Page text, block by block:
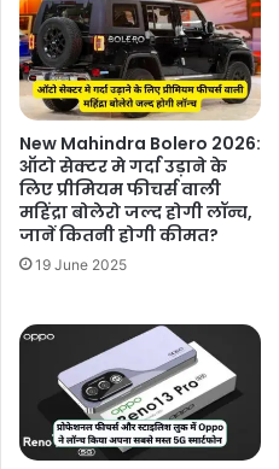
New Mahindra Bolero 2026:
ऑटो सेक्टर मे गर्दा उड़ाने के
लिए प्रीमियम फीचर्स वाली
महिंद्रा बोलेरो जल्द होगी लॉन्च,
जानें कितनी होगी कीमत?
19 June 2025